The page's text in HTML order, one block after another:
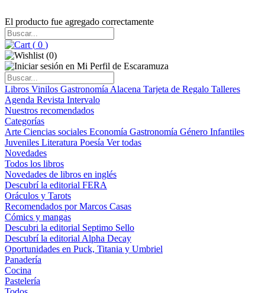
El producto fue agregado correctamente
( 0 )
(0)
Libros Vinilos Gastronomía Alacena Tarjeta de Regalo Talleres
Agenda Revista Intervalo
Nuestros recomendados
Categorías
Arte Ciencias sociales Economía Gastronomía Género Infantiles
Juveniles Literatura Poesía Ver todas
Novedades
Todos los libros
Novedades de libros en inglés
Descubrí la editorial FERA
Oráculos y Tarots
Recomendados por Marcos Casas
Cómics y mangas
Descubri la editorial Septimo Sello
Descubrí la editorial Alpha Decay
Oportunidades en Puck, Titania y Umbriel
Panadería
Cocina
Pastelería